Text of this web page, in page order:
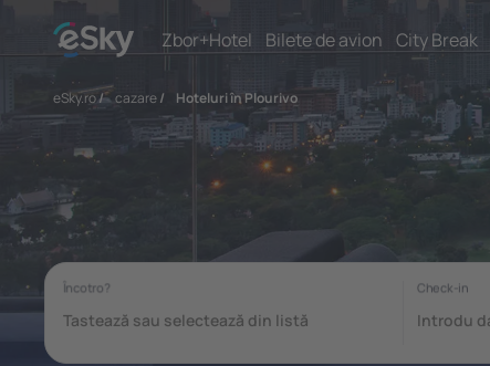
Zbor+Hotel Bilete de avion City Break
eSky.ro/ cazare/ Hoteluri în Plourivo